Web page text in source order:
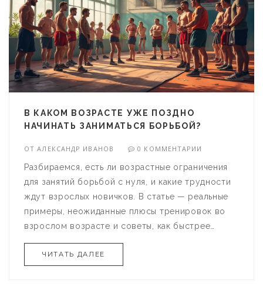
В КАКОМ ВОЗРАСТЕ УЖЕ ПОЗДНО
НАЧИНАТЬ ЗАНИМАТЬСЯ БОРЬБОЙ?
ОТАЛЕКСАНДР ИВАНОВ 0 КОММЕНТАРИИ
Разбираемся, есть ли возрастные ограничения
для занятий борьбой с нуля, и какие трудности
ждут взрослых новичков. В статье — реальные
примеры, неожиданные плюсы тренировок во
взрослом возрасте и советы, как быстрее
борьбы легче даются новичкам после 30 и стоит
ЧИТАТЬ ДАЛЕЕ